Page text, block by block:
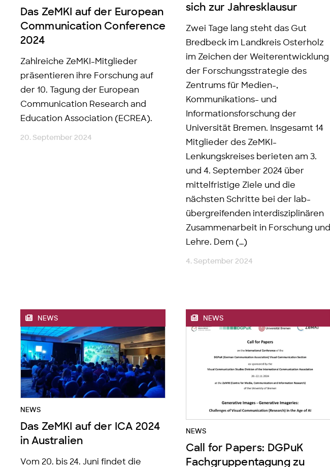
Das ZeMKI auf der European
Communication Conference
2024
Zahlreiche ZeMKI-Mitglieder
präsentieren ihre Forschung auf
der 10. Tagung der European
Communication Research and
Education Association (ECREA).
20. September 2024
sich zur Jahresklausur
Zwei Tage lang steht das Gut
Bredbeck im Landkreis Osterholz
im Zeichen der Weiterentwicklung
der Forschungsstrategie des
Zentrums für Medien-,
Kommunikations- und
Informationsforschung der
Universität Bremen. Insgesamt 14
Mitglieder des ZeMKI-
Lenkungskreises berieten am 3.
und 4. September 2024 über
mittelfristige Ziele und die
nächsten Schritte bei der lab-
übergreifenden interdisziplinären
Zusammenarbeit in Forschung und
Lehre. Dem (…)
4. September 2024
NEWS
NEWS
Das ZeMKI auf der ICA 2024
in Australien
Vom 20. bis 24. Juni findet die
NEWS
NEWS
Call for Papers: DGPuK
Fachgruppentagung zu